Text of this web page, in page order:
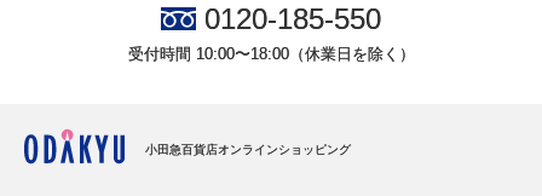
0120-185-550
受付時間 10:00〜18:00（休業日を除く）
小田急百貨店オンラインショッピング